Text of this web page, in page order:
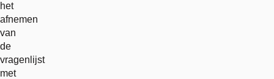
het
afnemen
van
de
vragenlijst
met